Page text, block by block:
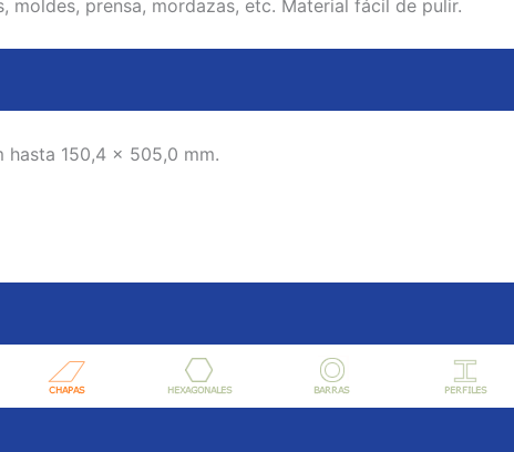
moldes, prensa, mordazas, etc. Material fácil de pulir.
hasta 150,4 x 505,0 mm.